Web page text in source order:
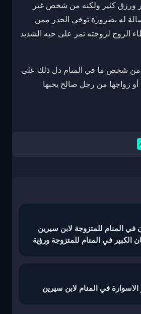
ورزق كثير ولكنه من شخص غير
له بضرورة توخي الحذر ممن
الزوج لزوجته تمر على حبه الشديد
من شخص ما في المنام دل ذلك على
أو زواجها من رجل صالح يحبها
في المنام للمتزوجة لابن سيرين
الكبير في المنام للمتزوجة ورؤية
في المنام لابن سيرين